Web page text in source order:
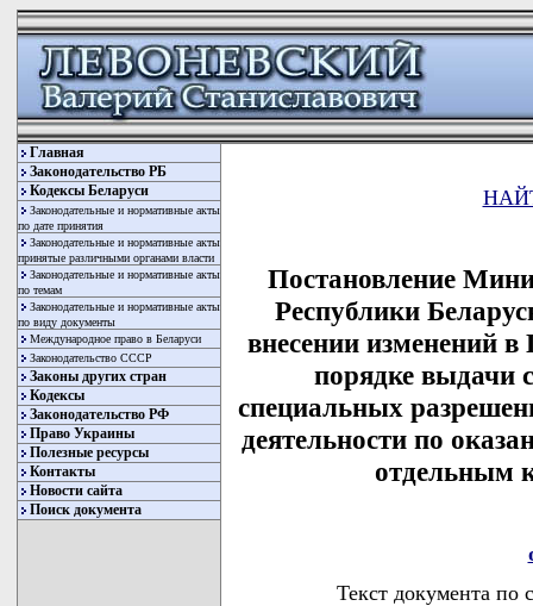
Главная
Законодательство РБ
Кодексы Беларуси
Законодательные и нормативные акты
по дате принятия
Законодательные и нормативные акты
принятые различными органами власти
Законодательные и нормативные акты
по темам
Законодательные и нормативные акты
по виду документы
Международное право в Беларуси
Законодательство СССР
Законы других стран
Кодексы
Законодательство РФ
Право Украины
Полезные ресурсы
Контакты
Новости сайта
Поиск документа
Постановление
Республики
внесении изменений
порядке выдачи
специальных
деятельности по
отдельным
Текст документа по